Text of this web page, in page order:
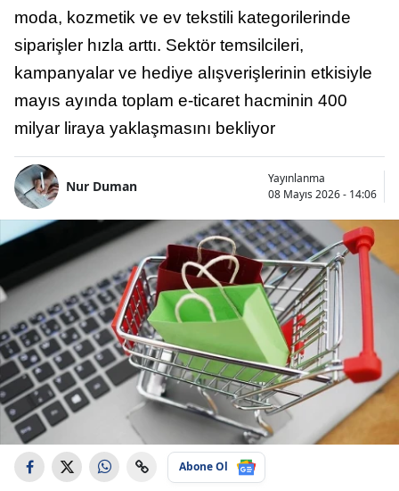
moda, kozmetik ve ev tekstili kategorilerinde
siparişler hızla arttı. Sektör temsilcileri,
kampanyalar ve hediye alışverişlerinin etkisiyle
mayıs ayında toplam e-ticaret hacminin 400
milyar liraya yaklaşmasını bekliyor
Nur Duman
Yayınlanma
08 Mayıs 2026 - 14:06
Abone Ol